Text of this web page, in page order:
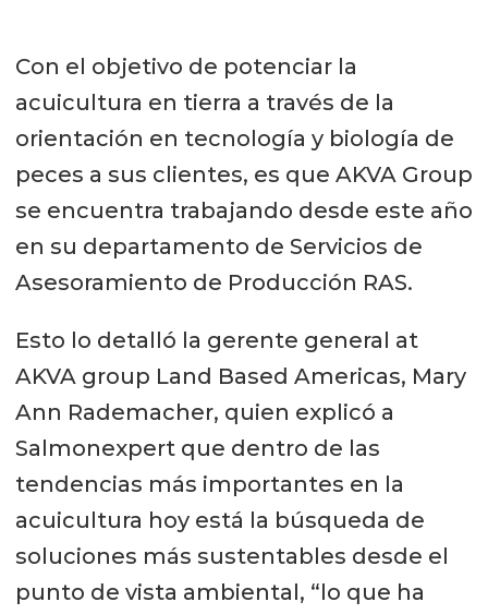
Con el objetivo de potenciar la
acuicultura en tierra a través de la
orientación en tecnología y biología de
peces a sus clientes, es que AKVA Group
se encuentra trabajando desde este año
en su departamento de Servicios de
Asesoramiento de Producción RAS.
Esto lo detalló la gerente general at
AKVA group Land Based Americas, Mary
Ann Rademacher, quien explicó a
Salmonexpert que dentro de las
tendencias más importantes en la
acuicultura hoy está la búsqueda de
soluciones más sustentables desde el
punto de vista ambiental, “lo que ha